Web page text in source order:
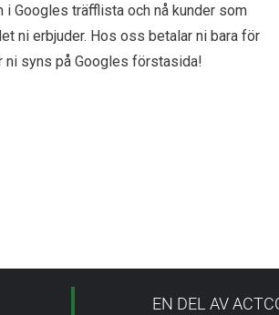
i Googles träfflista och nå kunder som
ni erbjuder. Hos oss betalar ni bara för
ni syns på Googles förstasida!
EN DEL AV